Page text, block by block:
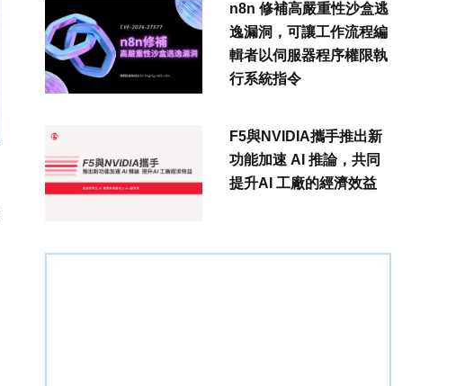
n8n 修補高嚴重性沙盒逃
逸漏洞，可讓工作流程編
輯者以伺服器程序權限執
行系統指令
F5與NVIDIA攜手推出新
功能加速 AI 推論，共同
提升AI 工廠的經濟效益